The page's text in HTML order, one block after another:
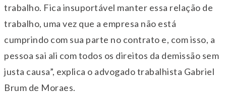
trabalho. Fica insuportável manter essa relação de
trabalho, uma vez que a empresa não está
cumprindo com sua parte no contrato e, com isso, a
pessoa sai ali com todos os direitos da demissão sem
justa causa”, explica o advogado trabalhista Gabriel
Brum de Moraes.